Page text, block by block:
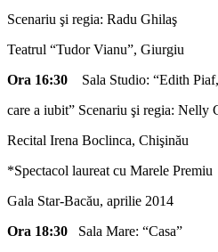
Scenariu şi regia: Radu Ghilaş
Teatrul “Tudor Vianu”, Giurgiu
Ora 16:30
Sala Studio: “Edith
care a iubit” Scenariu şi regia: Nelly
Recital Irena Boclinca, Chişinău
*Spectacol laureat cu Marele Premiu
Gala Star-Bacău, aprilie 2014
Ora 18:30 Sala Mare: “Casa”